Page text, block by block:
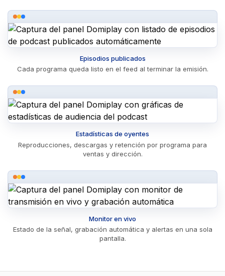
Episodios publicados
Cada programa queda listo en el feed al terminar la emisión.
Estadísticas de oyentes
Reproducciones, descargas y retención por programa para
ventas y dirección.
Monitor en vivo
Estado de la señal, grabación automática y alertas en una sola
pantalla.